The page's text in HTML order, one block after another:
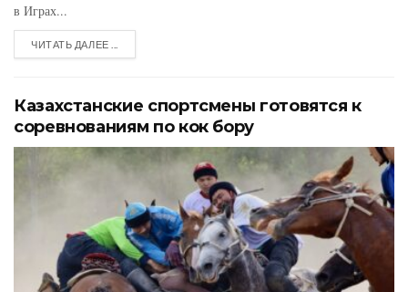
в Играх...
ЧИТАТЬ ДАЛЕЕ ...
Казахстанские спортсмены готовятся к
соревнованиям по кок бору